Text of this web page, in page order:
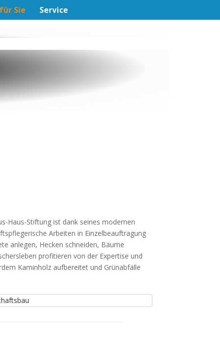
Sie Service
Haus-Stiftung ist dank seines modernen
Arbeiten in Einzelbeauftragung
anlegen, Hecken schneiden, Bäume
profitieren von der Expertise und
Kaminholz aufbereitet und Grünabfälle